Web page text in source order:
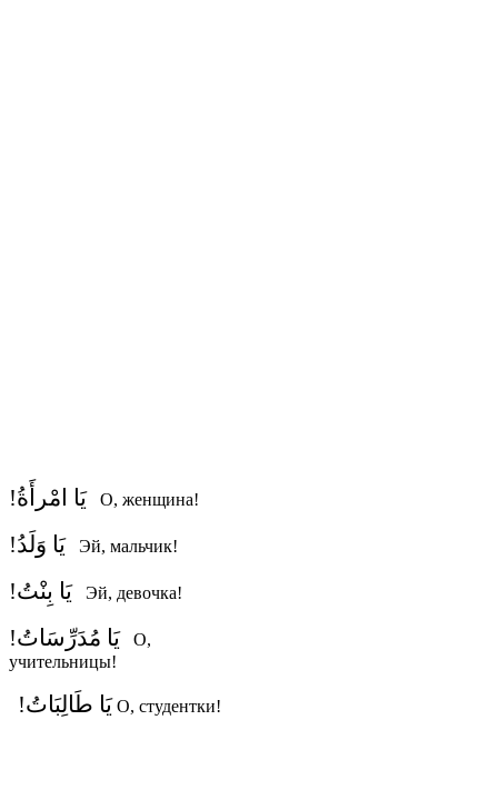
يَا امْرأَةُ! О, женщина!
يَا وَلَدُ! Эй, мальчик!
يَا بِنْتُ! Эй, девочка!
يَا مُدَرِّسَاتُ! О,
учительницы!
يَا طَالِبَاتُ! О, студентки!